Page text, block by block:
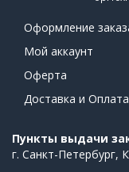
Оформление
Мой аккаунт
Оферта
Доставка и Оплата
Пункты выдачи
г. Санкт-Петербург,